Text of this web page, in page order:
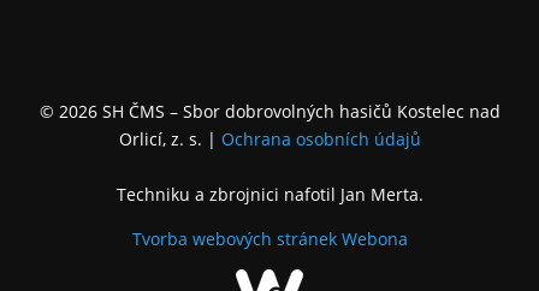
© 2026 SH ČMS – Sbor dobrovolných hasičů Kostelec nad
Orlicí, z. s. | Ochrana osobních údajů
Techniku a zbrojnici nafotil Jan Merta.
Tvorba webových stránek Webona